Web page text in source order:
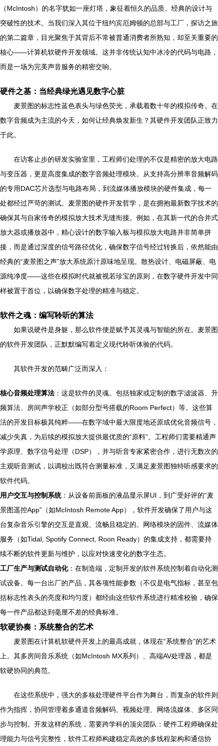
（McIntosh）的名字犹如一座灯塔，象征着恒久的品质、经典的设计与
突破性的技术。当我们深入其位于纽约宾厄姆顿的总部与工厂，探访之旅
的第二篇章，目光聚焦于其背后不常被普通消费者所熟知，却至关重要的
核心——计算机软硬件开发领域。这并非传统认知中冰冷的代码与电路，
而是一场为完美声音服务的精密交响。
硬件之基：当经典绿光遇见数字心脏
麦景图的标志性蓝色表头与绿色荧光，承载着数十年的模拟传奇。在
数字音频成为主流的今天，如何让经典焕发新生？其硬件开发团队正致力
于此。
在访客止步的研发实验室里，工程师们处理的不仅是精密的放大电路
与变压器，更是高度集成的数字音频处理模块。从支持高分辨率音频解码
的专用DAC芯片选型与电路布局，到流媒体播放模块的硬件集成，每一
处都经过严苛的测试。麦景图的硬件开发哲学，是在拥抱最新数字技术的
确保其与自家传奇的模拟放大技术无缝衔接。例如，在其新一代的合并式
放大器或播放器中，精心设计的数字输入板与模拟放大电路并非简单拼
接，而是通过深度的信号路径优化，确保数字信号经过转换后，依然能由
经典的“麦景图之声”放大系统原汁原味地呈现。散热设计、电磁屏蔽、电
源纯净度——这些在模拟时代就被视若珍宝的原则，在数字硬件开发中同
样被置于首位，以确保数字处理的精准与稳定。
软件之魂：编写聆听的算法
如果说硬件是身躯，那么软件便是赋予其灵魂与智能的所在。麦景图
的软件开发团队，正默默编写着定义现代聆听体验的代码。
其软件开发的范畴广泛而深入：
核心音频处理算法 ：这是软件的灵魂。包括独家或定制的数字滤波器、升
频算法、房间声学校正（如部分型号搭载的Room Perfect）等。这些算
法的开发目标极其纯粹——在数字域中最大限度地还原或优化音频信号，
减少失真，为后续的模拟放大提供最优质的“原料”。工程师们需要精通声
学原理、数字信号处理（DSP），并与听音专家紧密合作，进行无数次的
主观听音测试，以调校出既符合测量标准，又满足麦景图独特听感要求的
软件代码。
用户交互与控制系统：从设备前面板的液晶显示屏UI，到广受好评的“麦
景图遥控App”（如McIntosh Remote App），软件开发确保了用户与这
台复杂音乐引擎的交互是直观、流畅且稳定的。网络模块的固件、流媒体
服务（如Tidal, Spotify Connect, Roon Ready）的集成支持，都需要持
续不断的软件更新与维护，以应对快速变化的数字生态。
工厂生产与测试自动化：在制造端，定制开发的软件系统控制着自动化测
试设备。每一台出厂的产品，其各项性能参数（不仅是电气指标，甚至包
括标志性表头的亮度和均匀度）都经由这些软件系统进行精准校验，确保
每一件产品都达到毫厘不差的经典标准。
软硬协奏：系统整合的艺术
麦景图在计算机软硬件开发上的最高成就，体现在“系统整合”的艺术
上。其多房间音乐系统（如McIntosh MX系列）、高端AV处理器，都是
软硬协同的典范。
在这些系统中，强大的多核处理硬件平台作为舞台，而复杂的软件则
作为指挥，协同管理着多通道音频解码、视频处理、网络流媒体、多区同
步与控制。开发这样的系统，需要跨学科的顶尖团队：硬件工程师确保处
理能力与信号完整性，软件工程师构建稳定高效的多线程架构和通信协